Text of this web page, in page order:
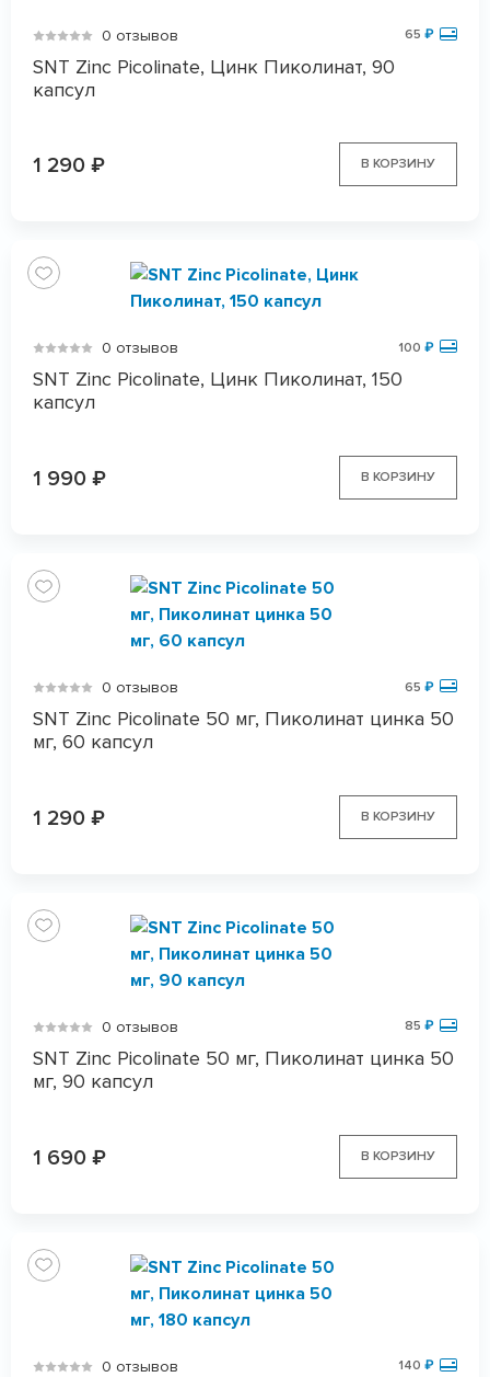
0 отзывов 65 ₽
SNT Zinc Picolinate, Цинк Пиколинат, 90
капсул
1 290 ₽ В КОРЗИНУ
0 отзывов 100 ₽
SNT Zinc Picolinate, Цинк Пиколинат, 150
капсул
1 990 ₽ В КОРЗИНУ
0 отзывов 65 ₽
SNT Zinc Picolinate 50 мг, Пиколинат цинка 50
мг, 60 капсул
1 290 ₽ В КОРЗИНУ
0 отзывов 85 ₽
SNT Zinc Picolinate 50 мг, Пиколинат цинка 50
мг, 90 капсул
1 690 ₽ В КОРЗИНУ
0 отзывов 140 ₽